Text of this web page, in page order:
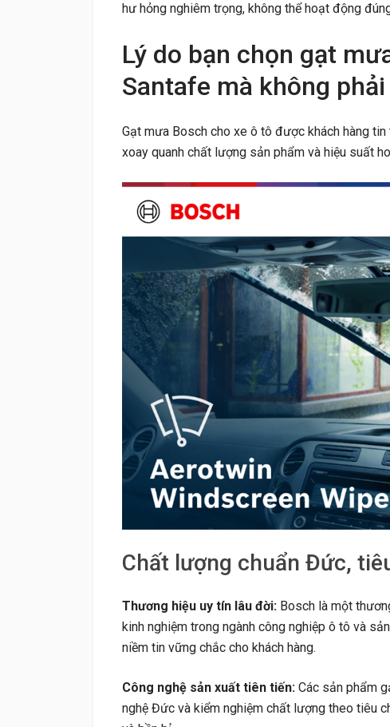
hư hỏng nghiêm trọng, không thể hoạt động
Lý do bạn chọn gạt
Santafe mà không
Gạt mưa Bosch cho xe ô tô được khách hàng
xoay quanh chất lượng sản phẩm và hiệu suất
Chất lượng chuẩn Đức,
Thương hiệu uy tín lâu đời: Bosch là một
kinh nghiệm trong ngành công nghiệp ô tô và
niềm tin vững chắc cho khách hàng.
Công nghệ sản xuất tiên tiến: Các sản phẩm
nghệ Đức và kiểm nghiệm chất lượng theo tiêu